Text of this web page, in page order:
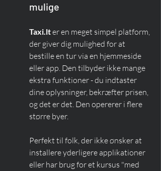
mulige
Taxi.lt er en meget simpel platform,
der giver dig mulighed for at
bestille en tur via en hjemmeside
eller app. Den tilbyder ikke mange
ekstra funktioner - du indtaster
dine oplysninger, bekræfter prisen,
og det er det. Den opererer i flere
større byer.
Perfekt til folk, der ikke ønsker at
installere yderligere applikationer
eller har brug for et kursus "med